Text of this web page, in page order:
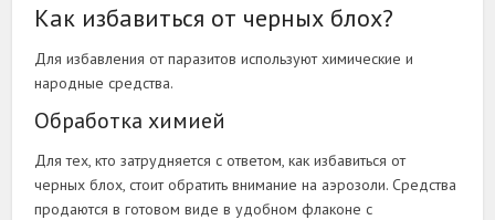
Как избавиться от черных блох?
Для избавления от паразитов используют химические и
народные средства.
Обработка химией
Для тех, кто затрудняется с ответом, как избавиться от
черных блох, стоит обратить внимание на аэрозоли. Средства
продаются в готовом виде в удобном флаконе с